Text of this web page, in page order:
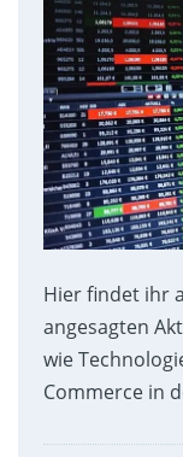
Hier findet ihr
angesagten
wie
Commerce in